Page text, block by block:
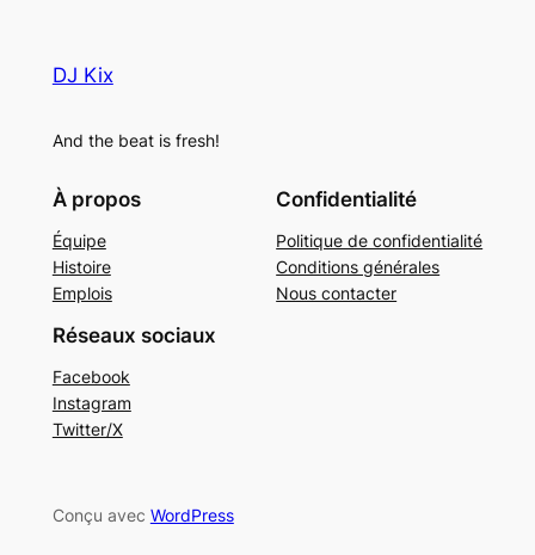
DJ Kix
And the beat is fresh!
À propos
Équipe
Histoire
Emplois
Confidentialité
Politique de confidentialité
Conditions générales
Nous contacter
Réseaux sociaux
Facebook
Instagram
Twitter/X
Conçu avec WordPress